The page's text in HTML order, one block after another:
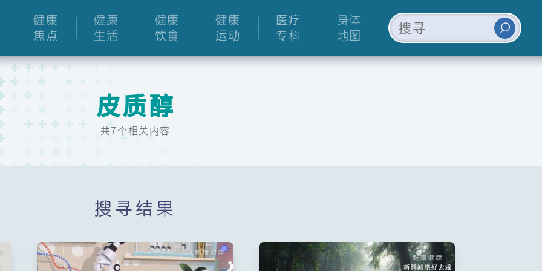
健康
焦点
健康
生活
健康
饮食
健康
运动
医疗
专科
身体
地图
皮质醇
共7个相关内容
搜寻结果